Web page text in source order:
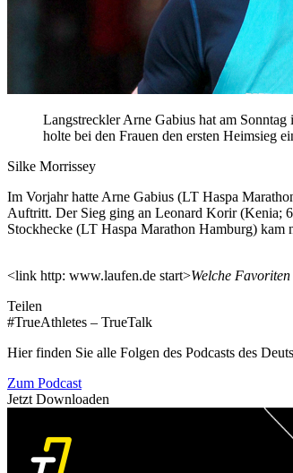
Langstreckler Arne Gabius hat am
holte bei den Frauen den ersten Heimsieg
Silke Morrissey
Im Vorjahr hatte Arne Gabius (LT Haspa
Auftritt. Der Sieg ging an Leonard Korir (Kenia;
Stockhecke (LT Haspa Marathon Hamburg) kam
<link http: www.laufen.de start>Welche
Teilen
#TrueAthletes – TrueTalk
Hier finden Sie alle Folgen des Podcasts des
Zum Podcast
Jetzt Downloaden